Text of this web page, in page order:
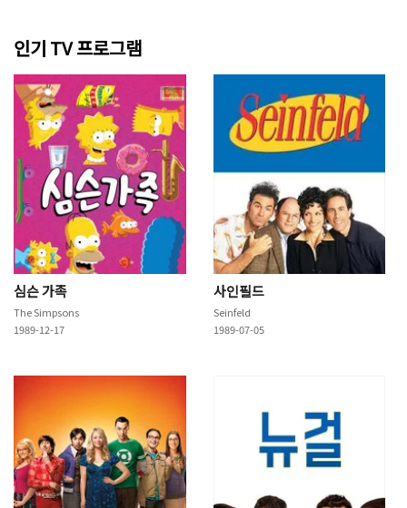
인기 TV 프로그램
심슨 가족
The Simpsons
1989-12-17
사인필드
Seinfeld
1989-07-05